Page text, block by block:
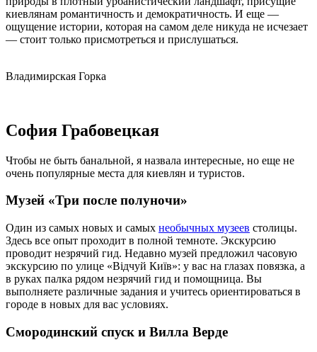
киевлянам романтичность и демократичность. И еще —
ощущение истории, которая на самом деле никуда не исчезает
— стоит только присмотреться и прислушаться.
Владимирская Горка
София Грабовецкая
Чтобы не быть банальной, я назвала интересные, но еще не
очень популярные места для киевлян и туристов.
Музей «Три после полуночи»
Один из самых новых и самых необычных музеев столицы.
Здесь все опыт проходит в полной темноте. Экскурсию
проводит незрячий гид. Недавно музей предложил часовую
экскурсию по улице «Відчуй Київ»: у вас на глазах повязка, а
в руках палка рядом незрячий гид и помощница. Вы
выполняете различные задания и учитесь ориентироваться в
городе в новых для вас условиях.
Смородинский спуск и Вилла Верде